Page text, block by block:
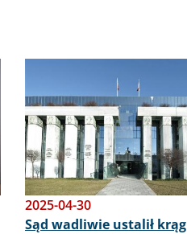
2025-04-30
Sąd wadliwie ustalił krąg